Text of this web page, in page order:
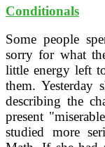
Conditionals
Some people
sorry for what
little energy left
them. Yesterday
describing the
present
studied more